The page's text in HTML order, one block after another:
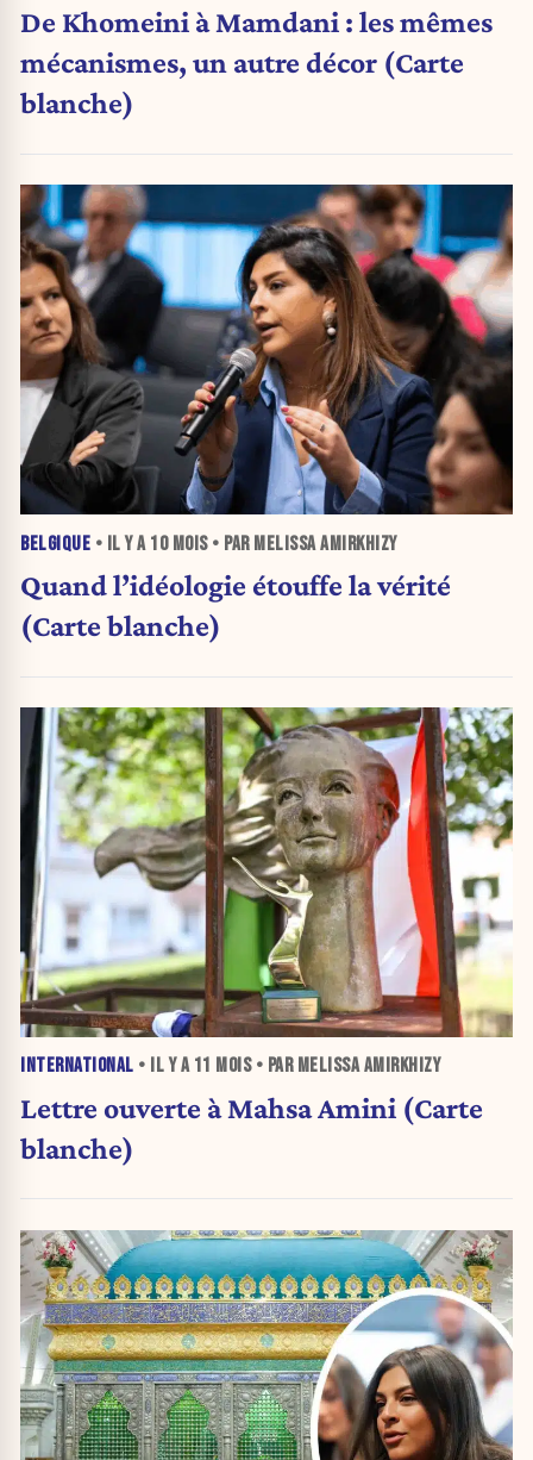
De Khomeini à Mamdani : les mêmes
mécanismes, un autre décor (Carte
blanche)
BELGIQUE • IL Y A 10 MOIS• PAR MELISSA AMIRKHIZY
Quand l’idéologie étouffe la vérité
(Carte blanche)
INTERNATIONAL • IL Y A 11 MOIS• PAR MELISSA AMIRKHIZY
Lettre ouverte à Mahsa Amini (Carte
blanche)